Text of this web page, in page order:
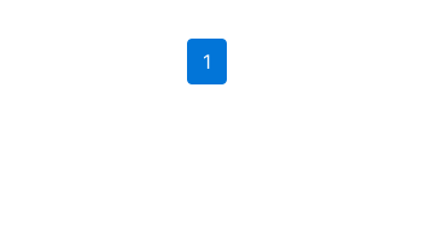
1(current)